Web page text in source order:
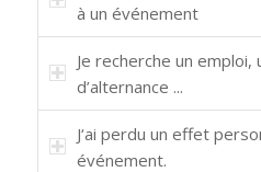
à un événement
Je recherche un
d’alternance ...
J‘ai perdu un effet
événement.